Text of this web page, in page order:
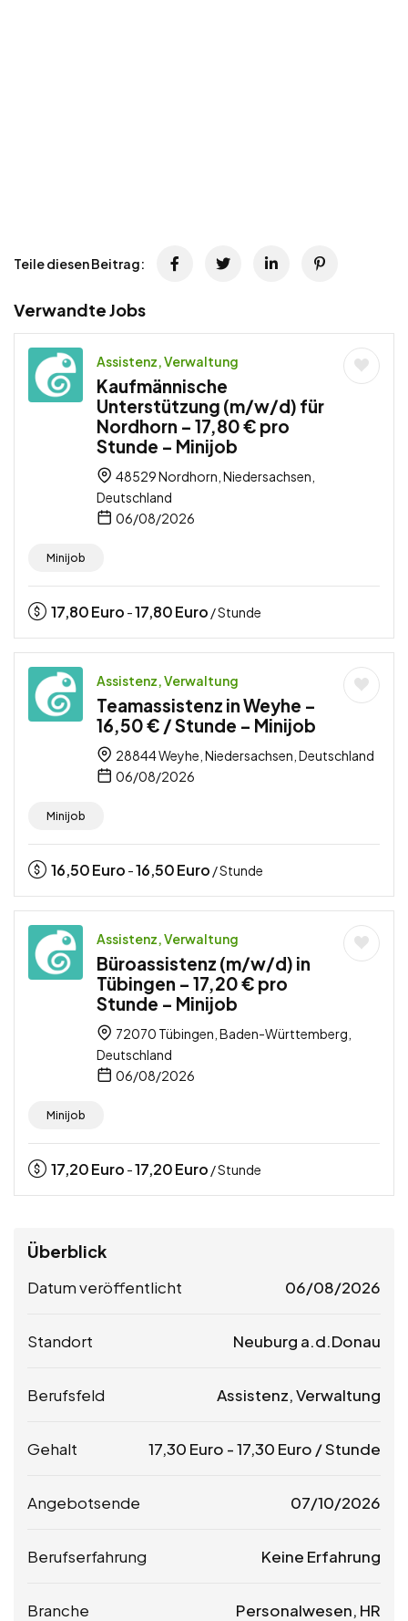
Teile diesen Beitrag:
Verwandte Jobs
Assistenz, Verwaltung
Kaufmännische
Unterstützung (m/w/d) für
Nordhorn – 17,80 € pro
Stunde – Minijob
48529 Nordhorn, Niedersachsen,
Deutschland
06/08/2026
Minijob
17,80Euro -17,80Euro / Stunde
Assistenz, Verwaltung
Teamassistenz in Weyhe –
16,50 € / Stunde – Minijob
28844 Weyhe, Niedersachsen, Deutschland
06/08/2026
Minijob
16,50Euro -16,50Euro / Stunde
Assistenz, Verwaltung
Büroassistenz (m/w/d) in
Tübingen – 17,20 € pro
Stunde – Minijob
72070 Tübingen, Baden-Württemberg,
Deutschland
06/08/2026
Minijob
17,20Euro -17,20Euro / Stunde
Überblick
Datum veröffentlicht 06/08/2026
Standort Neuburg a.d.Donau
Berufsfeld Assistenz, Verwaltung
Gehalt 17,30 Euro -17,30 Euro / Stunde
Angebotsende 07/10/2026
Berufserfahrung Keine Erfahrung
Branche Personalwesen, HR